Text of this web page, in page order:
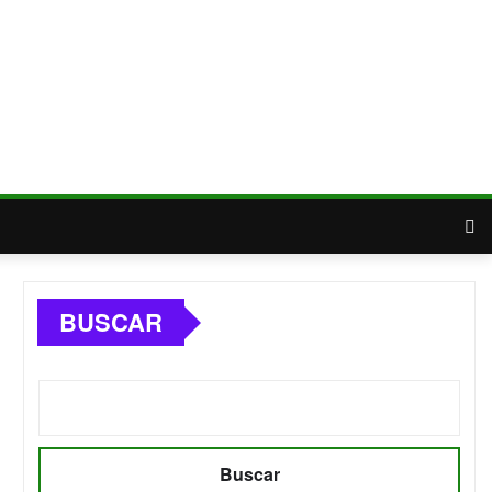
BUSCAR
Buscar